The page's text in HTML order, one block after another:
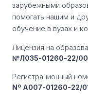
зарубежными
помогать нашим и
обучение в вузах и
Лицензия на
№Л035-01260-22/
Регистрационный
Nº A007-01260-22/